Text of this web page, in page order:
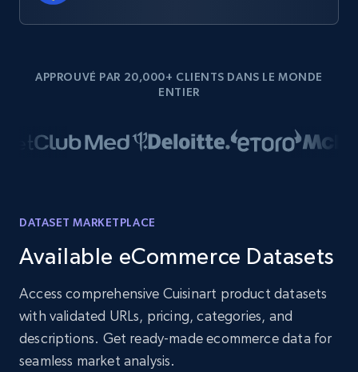
APPROUVÉ PAR 20,000+ CLIENTS DANS LE MONDE
ENTIER
DATASET MARKETPLACE
Available eCommerce Datasets
Access comprehensive Cuisinart product datasets
with validated URLs, pricing, categories, and
descriptions. Get ready-made ecommerce data for
seamless market analysis.